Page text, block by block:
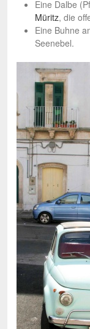
Eine Dalbe
Müritz, die
Eine Buhne
Seenebel.